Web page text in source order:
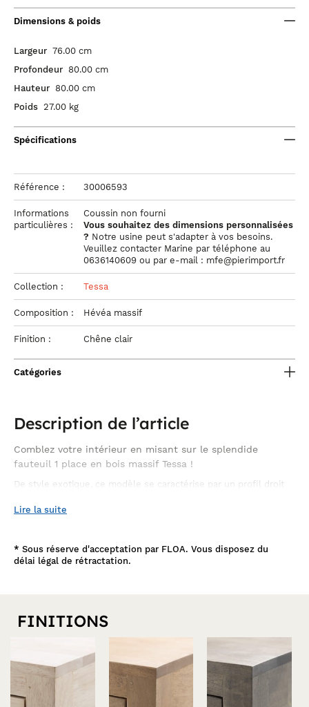
Dimensions & poids
Largeur 76.00 cm
Profondeur 80.00 cm
Hauteur 80.00 cm
Poids 27.00 kg
Spécifications
Référence : 30006593
Informations
particulières :
Coussin non fourni
Vous souhaitez des dimensions personnalisées
? Notre usine peut s'adapter à vos besoins.
Veuillez contacter Marine par téléphone au
0636140609 ou par e-mail : mfe@pierimport.fr
Collection : Tessa
Composition : Hévéa massif
Finition : Chêne clair
Catégories
Description de l’article
Comblez votre intérieur en misant sur le splendide
fauteuil 1 place en bois massif Tessa !
De style exotique, ce modèle se caractérise par un profil droit
relever éventuellement de jolis coussins tendance, il est
dimensions 76x80x80 cm, vous l'intégrerez aisément dans votre
salon, chambre ou véranda modernes. Découvrez l'ensemble de
la collection en cliquant ici
Lire la suite
* Sous réserve d'acceptation par FLOA. Vous disposez du
délai légal de rétractation.
FINITIONS